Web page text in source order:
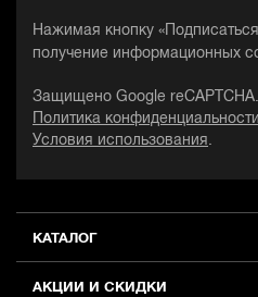
КАТАЛОГ
АКЦИИ И СКИДКИ
Нажимая кнопку
получение информационных
Защищено Google reCAPTCHA.
Политика конфиденциальности
Условия использования .